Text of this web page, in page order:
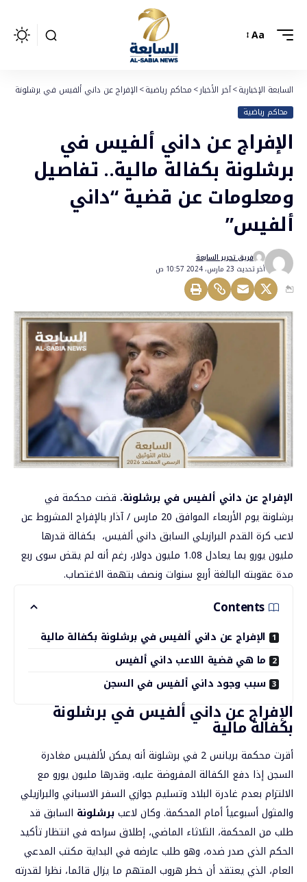
Aa
السابعة الإخبارية>آخر الأخبار>محاكم رياضية>الإفراج عن داني ألفيس في برشلونة
محاكم رياضية
الإفراج عن داني ألفيس في
برشلونة بكفالة مالية.. تفاصيل
ومعلومات عن قضية “داني
ألفيس”
أخر تحديث 23 مارس، 2024 10:57 ص
فريق تحرير السابعة
الإفراج عن داني ألفيس في برشلونة. قضت محكمة في
برشلونة يوم الأربعاء الموافق 20 مارس / آذار بالإفراج المشروط عن
لاعب كرة القدم البرازيلي السابق داني ألفيس، بكفالة قدرها
مليون يورو بما يعادل 1.08 مليون دولار، رغم أنه لم يقض سوى ربع
مدة عقوبته البالغة أربع سنوات ونصف بتهمة الاغتصاب.
Contents
الإفراج عن داني ألفيس في برشلونة بكفالة مالية
ما هي قضية اللاعب داني ألفيس
سبب وجود داني ألفيس في السجن
الإفراج عن داني ألفيس في برشلونة
بكفالة مالية
أقرت محكمة بريانس 2 في برشلونة أنه يمكن لألفيس مغادرة
السجن إذا دفع الكفالة المفروضة عليه، وقدرها مليون يورو مع
الالتزام بعدم غادرة البلاد وتسليم جوازي السفر الاسباني والبرازيلي
والمثول أسبوعياً أمام المحكمة. وكان لاعببرشلونة السابق قد
طلب من المحكمة، الثلاثاء الماضي، إطلاق سراحه في انتظار تأكيد
الحكم الذي صدر ضده، وهو طلب عارضه في البداية مكتب المدعي
العام، الذي يعتقد أن خطر هروب المتهم ما يزال قائما، نظرا لقدرته